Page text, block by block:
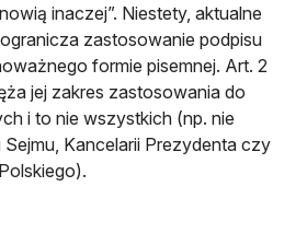
inaczej”. Niestety, aktualne
zastosowanie podpisu
formie pisemnej. Art. 2
jej zakres zastosowania do
i to nie wszystkich (np. nie
Kancelarii Prezydenta czy